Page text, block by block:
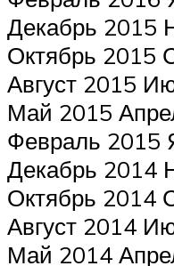
Декабрь 2015
Октябрь 2015
Август 2015
Май 2015
Февраль 2015
Декабрь 2014
Октябрь 2014
Август 2014
Май 2014